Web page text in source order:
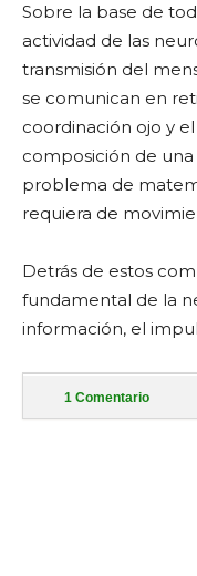
Sobre la base de
actividad de las
transmisión del
se comunican en
coordinación ojo y
composición de
problema de
requiera de
Detrás de estos
fundamental de la
información, el
1 Comentario